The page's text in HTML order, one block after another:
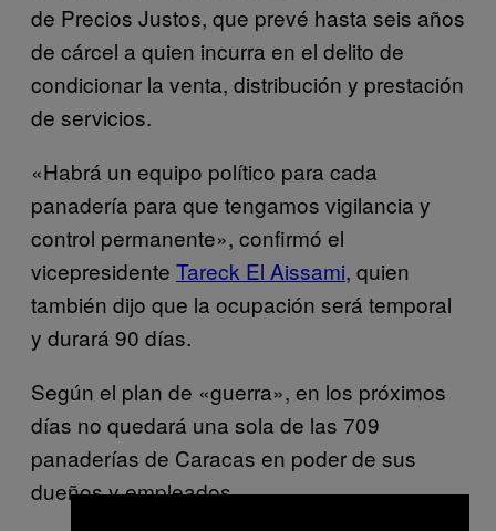
de Precios Justos, que prevé hasta seis años
de cárcel a quien incurra en el delito de
condicionar la venta, distribución y prestación
de servicios.
«Habrá un equipo político para cada
panadería para que tengamos vigilancia y
control permanente», confirmó el
vicepresidente Tareck El Aissami, quien
también dijo que la ocupación será temporal
y durará 90 días.
Según el plan de «guerra», en los próximos
días no quedará una sola de las 709
panaderías de Caracas en poder de sus
dueños y empleados.